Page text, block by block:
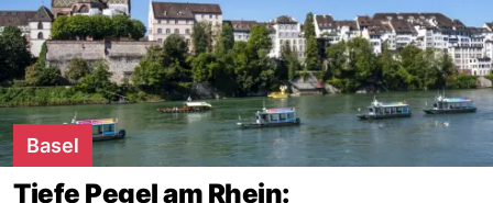
Basel
Tiefe Pegel am Rhein: